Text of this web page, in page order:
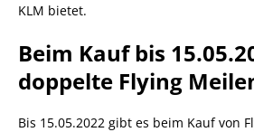
KLM bietet.
Beim Kauf bis
doppelte Flying
Bis 15.05.2022 gibt es beim Kauf von